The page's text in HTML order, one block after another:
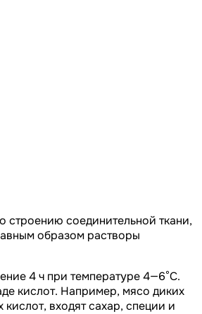
строению соединительной ткани,
образом растворы
4 ч при температуре 4—6°С.
кислот. Например, мясо диких
входят сахар, специи и